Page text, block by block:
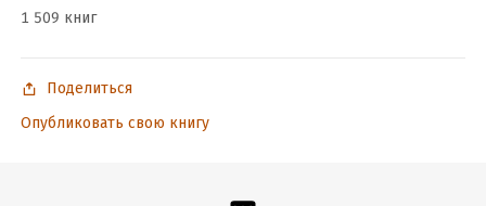
Год издания:
Дата поступления:6 июля 2024
1 509 книг
Поделиться
Опубликовать свою книгу